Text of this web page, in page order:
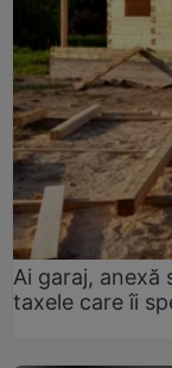
Ai garaj, anexă
taxele care îi